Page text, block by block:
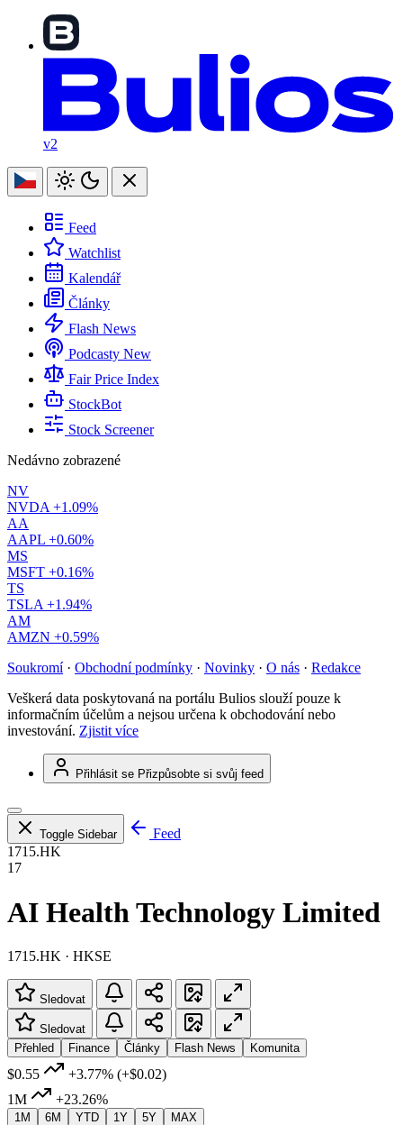
v2
Feed
Watchlist
Kalendář
Články
Flash News
Podcasty New
Fair Price Index
StockBot
Stock Screener
Nedávno zobrazené
NV
NVDA +1.09%
AA
AAPL +0.60%
MS
MSFT +0.16%
TS
TSLA +1.94%
AM
AMZN +0.59%
Soukromí · Obchodní podmínky · Novinky · O nás · Redakce
Veškerá data poskytovaná na portálu Bulios slouží pouze k
informačním účelům a nejsou určena k obchodování nebo
investování. Zjistit více
Přihlásit se Přizpůsobte si svůj feed
Toggle Sidebar
Feed
1715.HK
17
AI Health Technology Limited
1715.HK · HKSE
Sledovat
Sledovat
Přehled
Finance Články Flash News Komunita
$0.55 +3.77% (+$0.02)
1M
+23.26%
1M 6M YTD 1Y 5Y MAX